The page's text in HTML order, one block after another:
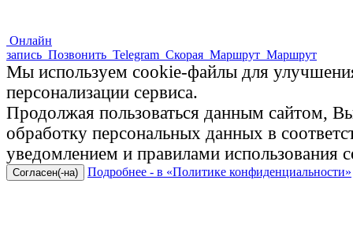
Онлайн
запись Позвонить Telegram Скорая Маршрут Маршрут
Мы используем cookie-файлы для
персонализации сервиса.
Продолжая пользоваться данным сайтом, Вы
обработку персональных данных в
уведомлением и правилами использования
Согласен(-на) Подробнее - в «Политике конфиденциальности»